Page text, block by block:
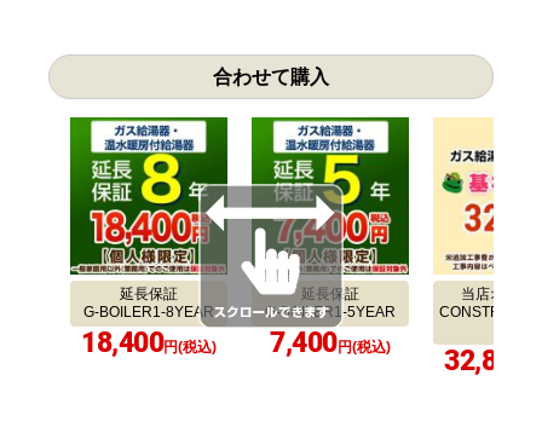
合わせて購入
延長保証
G-BOILER1-8YEAR
18,400円(税込)
延長保証
G-BOILER1-5YEAR
7,400円(税込)
当店オリジ
32,800